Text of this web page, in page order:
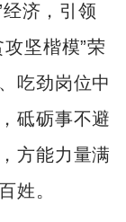
济，引领
坚楷模”荣
吃劲岗位中
砥砺事不避
方能力量满
姓。